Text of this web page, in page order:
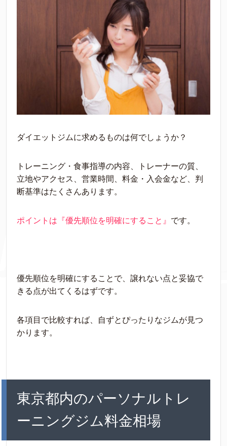
ダイエットジムに求めるものは何でしょうか？
トレーニング・食事指導の内容、トレーナーの質、
立地やアクセス、営業時間、料金・入会金など、判
断基準はたくさんあります。
ポイントは『優先順位を明確にすること』 です。
優先順位を明確にすることで、譲れない点と妥協で
きる点が出てくるはずです。
各項目で比較すれば、自ずとぴったりなジムが見つ
かります。
東京都内のパーソナルトレ
ーニングジム料金相場